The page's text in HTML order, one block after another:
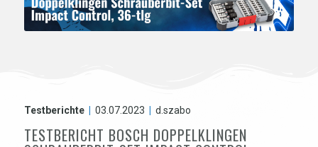
Testberichte 03.07.2023 d.szabo
TESTBERICHT BOSCH DOPPELKLINGEN